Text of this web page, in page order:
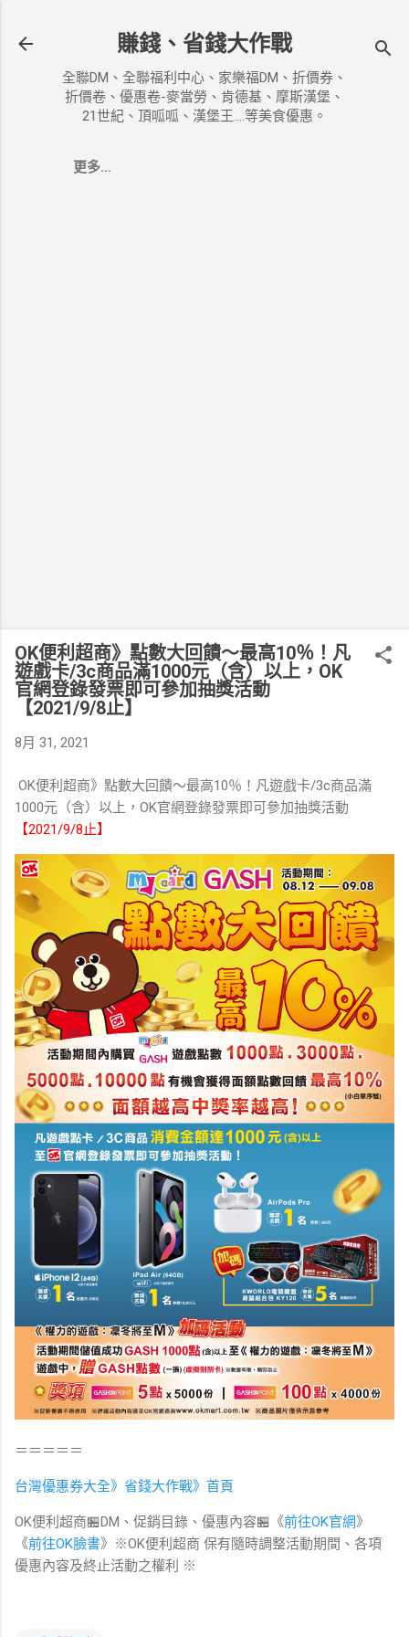
賺錢、省錢大作戰
全聯DM、全聯福利中心、家樂福DM、折價券、
折價卷、優惠卷-麥當勞、肯德基、摩斯漢堡、
21世紀、頂呱呱、漢堡王....等美食優惠。
更多…
OK便利超商》點數大回饋～最高10％！凡
遊戲卡/3c商品滿1000元（含）以上，OK
官網登錄發票即可參加抽獎活動
【2021/9/8止】
8月 31, 2021
OK便利超商》點數大回饋～最高10％！凡遊戲卡/3c商品滿
1000元（含）以上，OK官網登錄發票即可參加抽獎活動
【2021/9/8止】
＝＝＝＝＝
台灣優惠券大全》省錢大作戰》首頁
OK便利超商🏪DM、促銷目錄、優惠內容🏪《前往OK官網》
《前往OK臉書》※OK便利超商 保有隨時調整活動期間、各項
優惠內容及終止活動之權利 ※